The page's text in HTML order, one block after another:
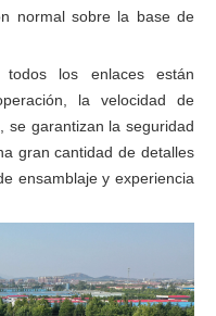
normal sobre la base de
los enlaces están
la velocidad de
se garantizan la seguridad
gran cantidad de detalles
ensamblaje y experiencia